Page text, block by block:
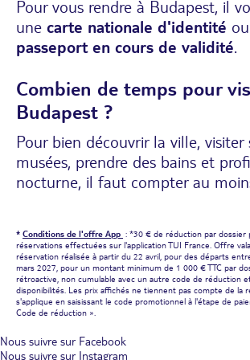
Pour vous rendre à Budapest, il
une carte nationale d'identité
passeport en cours de validité.
Combien de temps pour
Budapest ?
Pour bien découvrir la ville, visiter
musées, prendre des bains et
nocturne, il faut compter au
* Conditions de l'offre App : *30 € de réduction par dossier
réservations effectuées sur l'application TUI France. Offre
réservation réalisée à partir du 22 avril, pour des départs
mars 2027, pour un montant minimum de 1 000 € TTC par
rétroactive, non cumulable avec un autre code de réduction
disponibilités. Les prix affichés ne tiennent pas compte de la
s'applique en saisissant le code promotionnel à l'étape de
Code de réduction ».
Nous suivre sur Facebook
Nous suivre sur Instagram